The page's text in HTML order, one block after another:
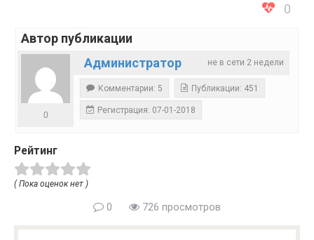
0
Автор публикации
не в сети 2 недели
Администратор
0
Комментарии: 5 Публикации: 451
Регистрация: 07-01-2018
Рейтинг
( Пока оценок нет )
0 726 просмотров